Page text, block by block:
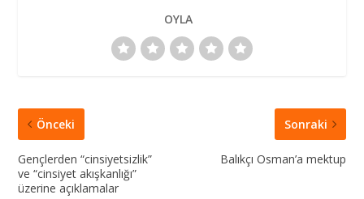
OYLA
Önceki
Gençlerden “cinsiyetsizlik”
ve “cinsiyet akışkanlığı”
üzerine açıklamalar
Sonraki
Balıkçı Osman’a mektup